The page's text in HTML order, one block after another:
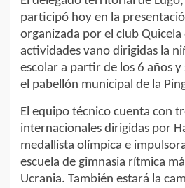
participó hoy en la
organizada por el club
actividades vano dirigidas la
escolar a partir de los 6 años
el pabellón municipal de la
El equipo técnico cuenta con
internacionales dirigidas por
medallista olímpica e
escuela de gimnasia rítmica
Ucrania. También estará la